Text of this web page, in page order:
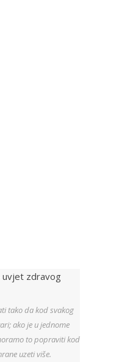
tako da kod svakog
ako je u jednome
to popraviti kod
uzeti više.